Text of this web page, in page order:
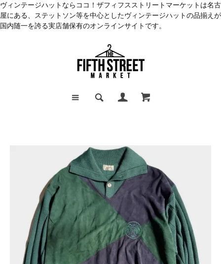
ヴィンテージハットならココ！ザフィフスストリートマーケットは名古
屋にある、ステットソン等を中心としたヴィンテージハットの品揃えが
国内随一を誇る実店舗保有のオンラインサイトです。